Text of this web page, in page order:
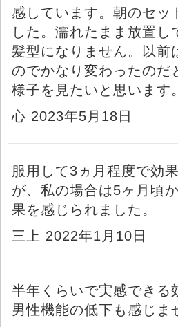
感しています。朝のセッ
した。濡れたまま放置
髪型になりません。以前
のでかなり変わったのだ
様子を見たいと思います。
心 2023年5月18日
服用して3ヵ月程度で効
が、私の場合は5ヶ月頃
果を感じられました。
三上 2022年1月10日
半年くらいで実感できる
男性機能の低下も感じま